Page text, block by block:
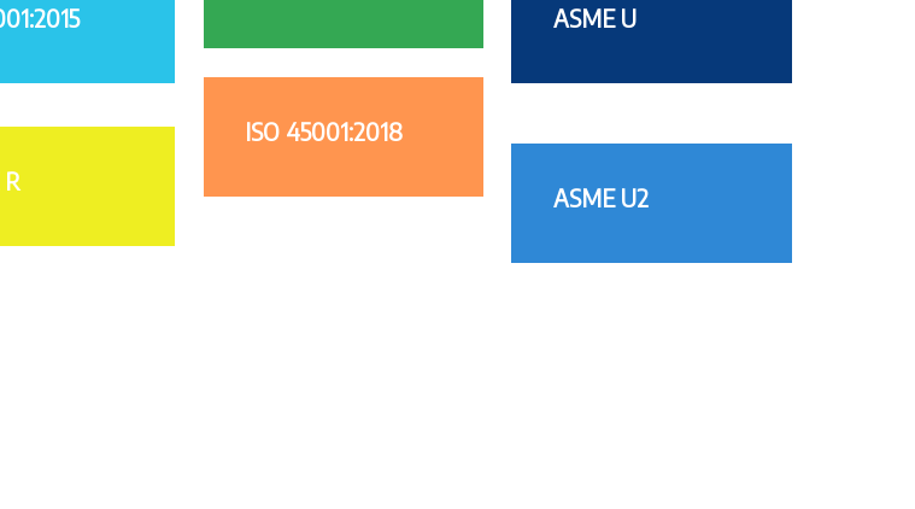
ISO 45001:2018
ASME U
ASME U2